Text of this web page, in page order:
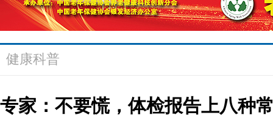
健康科普
专家：不要慌，体检报告上八种